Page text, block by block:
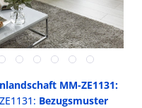
MM-ZE1131:
Bezugsmuster